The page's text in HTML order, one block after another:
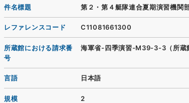
件名標題 第２・第４艇隊連合夏期演習機関
レファレンスコード C11081661300
所蔵館における請求番
号
海軍省-四季演習-M39-3-3（所蔵
言語 日本語
規模 2